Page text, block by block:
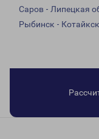
Саров - Липецкая
Рыбинск -